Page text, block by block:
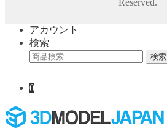
Reserved.
アカウント
検索
検
対
象:
検索
0